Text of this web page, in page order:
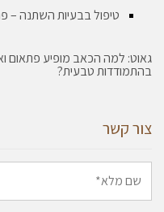
טיפול בבעיות השתנה –
גאוט: למה הכאב מופיע פתאום
בהתמודדות טבעית?
צור קשר